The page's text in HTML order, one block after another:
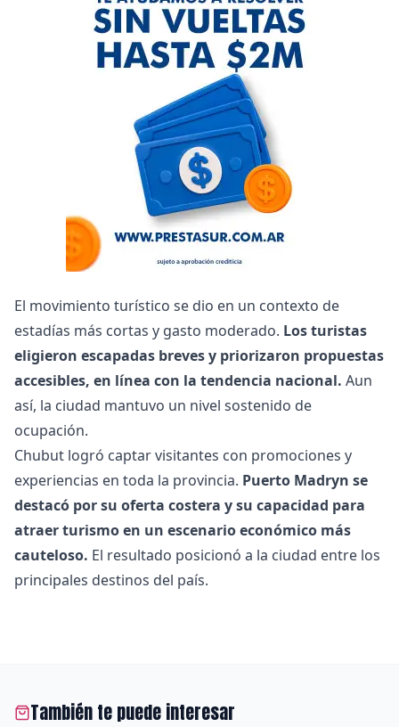
El movimiento turístico se dio en un contexto de
estadías más cortas y gasto moderado. Los turistas
eligieron escapadas breves y priorizaron propuestas
accesibles, en línea con la tendencia nacional. Aun
así, la ciudad mantuvo un nivel sostenido de
ocupación.
Chubut logró captar visitantes con promociones y
experiencias en toda la provincia. Puerto Madryn se
destacó por su oferta costera y su capacidad para
atraer turismo en un escenario económico más
cauteloso. El resultado posicionó a la ciudad entre los
principales destinos del país.
También te puede interesar